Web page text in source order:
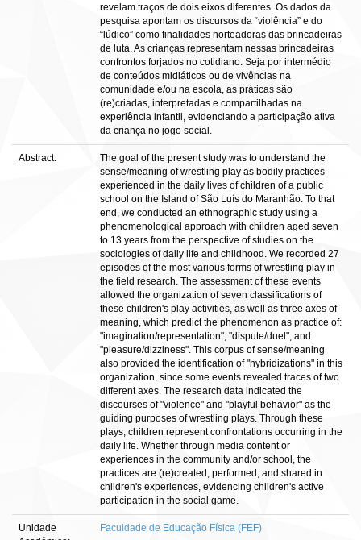
revelam traços de dois eixos diferentes. Os dados da
pesquisa apontam os discursos da “violência” e do
“lúdico” como finalidades norteadoras das brincadeiras
de luta. As crianças representam nessas brincadeiras
confrontos forjados no cotidiano. Seja por intermédio
de conteúdos midiáticos ou de vivências na
comunidade e/ou na escola, as práticas são
(re)criadas, interpretadas e compartilhadas na
experiência infantil, evidenciando a participação ativa
da criança no jogo social.
Abstract:
The goal of the present study was to understand the
sense/meaning of wrestling play as bodily practices
experienced in the daily lives of children of a public
school on the Island of São Luís do Maranhão. To that
end, we conducted an ethnographic study using a
phenomenological approach with children aged seven
to 13 years from the perspective of studies on the
sociologies of daily life and childhood. We recorded 27
episodes of the most various forms of wrestling play in
the field research. The assessment of these events
allowed the organization of seven classifications of
these children's play activities, as well as three axes of
meaning, which predict the phenomenon as practice of:
"imagination/representation"; "dispute/duel"; and
"pleasure/dizziness". This corpus of sense/meaning
also provided the identification of "hybridizations" in this
organization, since some events revealed traces of two
different axes. The research data indicated the
discourses of "violence" and "playful behavior" as the
guiding purposes of wrestling plays. Through these
plays, children represent confrontations occurring in the
daily life. Whether through media content or
experiences in the community and/or school, the
practices are (re)created, performed, and shared in
children's experiences, evidencing children's active
participation in the social game.
Unidade
Faculdade de Educação Física (FEF)